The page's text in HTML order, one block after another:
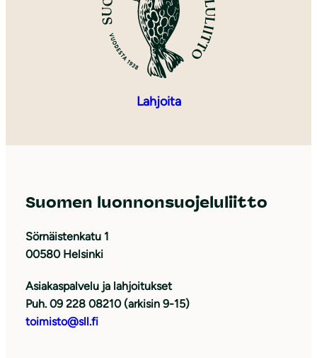
Lahjoita
Suomen luonnonsuojeluliitto
Sörnäistenkatu 1
00580 Helsinki
Asiakaspalvelu ja lahjoitukset
Puh. 09 228 08210 (arkisin 9-15)
toimisto@sll.fi